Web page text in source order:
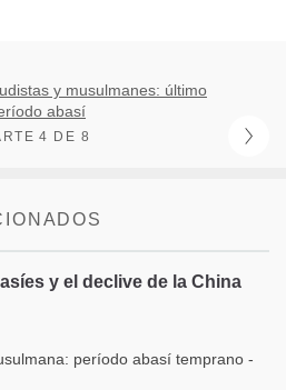
y musulmanes: último
abasí
4 DE 8
y el declive de la China
período abasí temprano -